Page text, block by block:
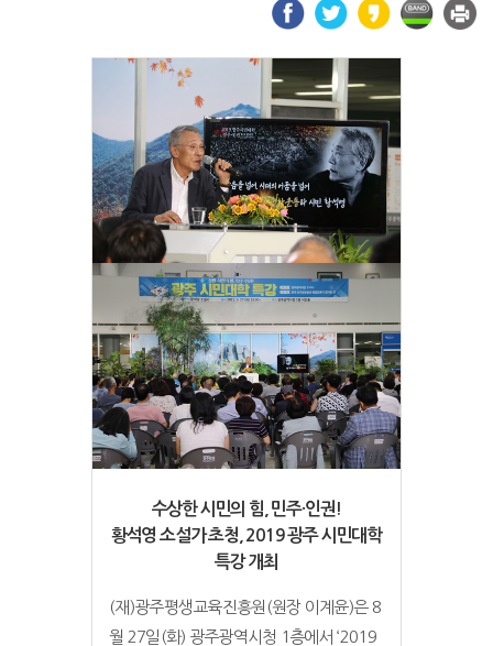
수상한 시민의 힘, 민주·인권!
황석영 소설가 초청, 2019 광주 시민대학
특강 개최
(재)광주평생교육진흥원(원장 이계윤)은 8
월 27일(화) 광주광역시청 1층에서 ‘2019